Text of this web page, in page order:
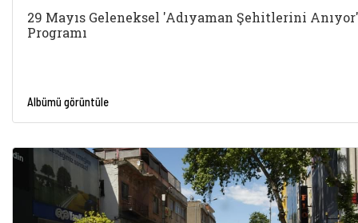
29 Mayıs Geleneksel 'Adıyaman Şehitlerini Anıyor'
Programı
Albümü görüntüle